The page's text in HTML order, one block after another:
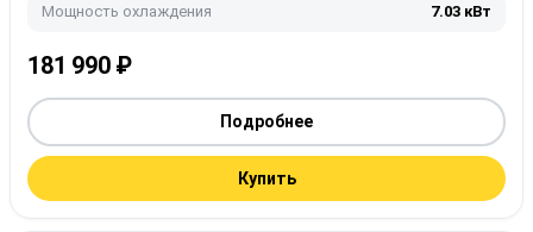
Мощность охлаждения 7.03 кВт
181 990 ₽
Подробнее
Купить